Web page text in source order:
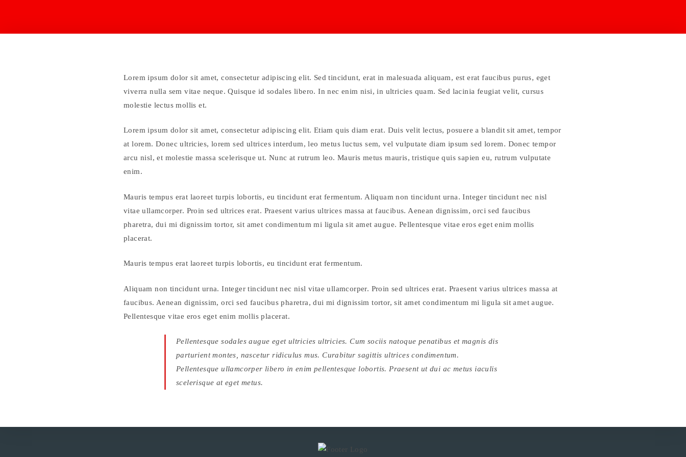
Lorem ipsum dolor sit amet, consectetur adipiscing elit. Sed tincidunt, erat in malesuada aliquam, est erat faucibus purus, eget
viverra nulla sem vitae neque. Quisque id sodales libero. In nec enim nisi, in ultricies quam. Sed lacinia feugiat velit, cursus
molestie lectus mollis et.
Lorem ipsum dolor sit amet, consectetur adipiscing elit. Etiam quis diam erat. Duis velit lectus, posuere a blandit sit amet, tempor
at lorem. Donec ultricies, lorem sed ultrices interdum, leo metus luctus sem, vel vulputate diam ipsum sed lorem. Donec tempor
arcu nisl, et molestie massa scelerisque ut. Nunc at rutrum leo. Mauris metus mauris, tristique quis sapien eu, rutrum vulputate
enim.
Mauris tempus erat laoreet turpis lobortis, eu tincidunt erat fermentum. Aliquam non tincidunt urna. Integer tincidunt nec nisl
vitae ullamcorper. Proin sed ultrices erat. Praesent varius ultrices massa at faucibus. Aenean dignissim, orci sed faucibus
pharetra, dui mi dignissim tortor, sit amet condimentum mi ligula sit amet augue. Pellentesque vitae eros eget enim mollis
placerat.
Mauris tempus erat laoreet turpis lobortis, eu tincidunt erat fermentum.
Aliquam non tincidunt urna. Integer tincidunt nec nisl vitae ullamcorper. Proin sed ultrices erat. Praesent varius ultrices massa at
faucibus. Aenean dignissim, orci sed faucibus pharetra, dui mi dignissim tortor, sit amet condimentum mi ligula sit amet augue.
Pellentesque vitae eros eget enim mollis placerat.
Pellentesque sodales augue eget ultricies ultricies. Cum sociis natoque penatibus et magnis dis
parturient montes, nascetur ridiculus mus. Curabitur sagittis ultrices condimentum.
Pellentesque ullamcorper libero in enim pellentesque lobortis. Praesent ut dui ac metus iaculis
scelerisque at eget metus.